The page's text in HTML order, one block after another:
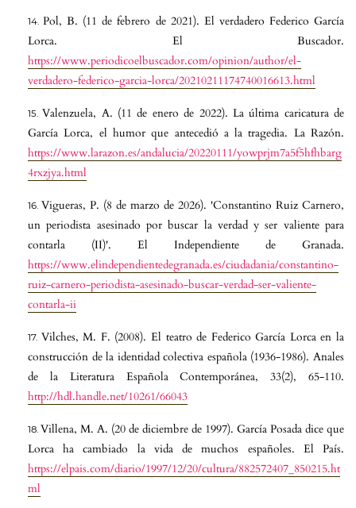
Pol, B. (11 de febrero de 2021). El verdadero Federico García
Lorca. El Buscador.
https://www.periodicoelbuscador.com/opinion/author/el-
verdadero-federico-garcia-lorca/20210211174740016613.html
Valenzuela, A. (11 de enero de 2022). La última caricatura de
García Lorca, el humor que antecedió a la tragedia. La Razón.
https://www.larazon.es/andalucia/20220111/yowprjm7a5f5hfhbarg
4rxzjya.html
Vigueras, P. (8 de marzo de 2026). 'Constantino Ruiz Carnero,
un periodista asesinado por buscar la verdad y ser valiente para
contarla (II)'. El Independiente de Granada.
https://www.elindependientedegranada.es/ciudadania/constantino-
ruiz-carnero-periodista-asesinado-buscar-verdad-ser-valiente-
contarla-ii
Vilches, M. F. (2008). El teatro de Federico García Lorca en la
construcción de la identidad colectiva española (1936-1986). Anales
de la Literatura Española Contemporánea, 33(2), 65-110.
http://hdl.handle.net/10261/66043
Villena, M. A. (20 de diciembre de 1997). García Posada dice que
Lorca ha cambiado la vida de muchos españoles. El País.
https://elpais.com/diario/1997/12/20/cultura/882572407_850215.ht
ml